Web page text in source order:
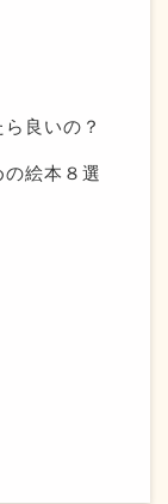
良いの？
絵本８選